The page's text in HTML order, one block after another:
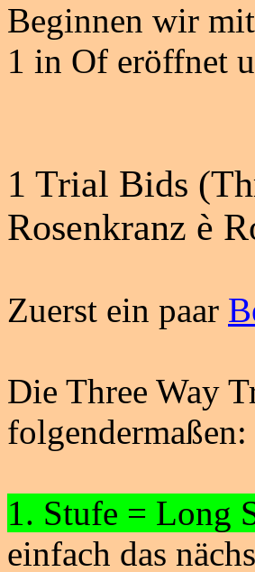
Beginnen wir
1 in Of eröffnet
1 Trial Bids
Rosenkranz è
Zuerst ein paar
Die Three Way
folgendermaßen:
1. Stufe = Long
einfach das